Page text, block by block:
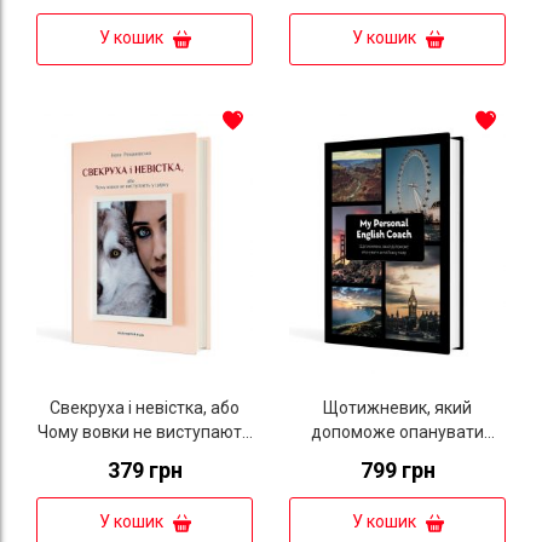
У кошик У кошик
Свекруха і невістка, або
Чому вовки не виступають
379 грн
У кошик
Щотижневик, який
допоможе опанувати
Personal English Coach"
799 грн
У кошик